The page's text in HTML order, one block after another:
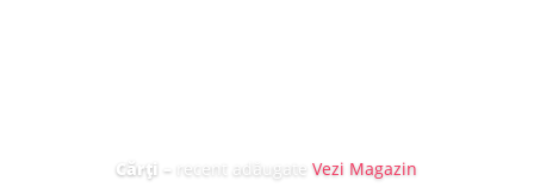
Cărți – recent adăugateVezi Magazin